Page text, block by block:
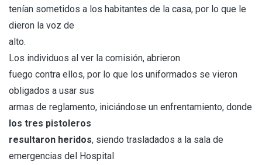
tenían sometidos a los habitantes de la casa, por lo que le
dieron la voz de
alto.
Los individuos al ver la comisión, abrieron
fuego contra ellos, por lo que los uniformados se vieron
obligados a usar sus
armas de reglamento, iniciándose un enfrentamiento, donde
los tres pistoleros
resultaron heridos, siendo trasladados a la sala de
emergencias del Hospital